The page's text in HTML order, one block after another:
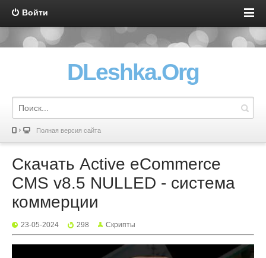
Войти
DLeshka.Org
Полная версия сайта
Скачать Active eCommerce
CMS v8.5 NULLED - система
коммерции
23-05-2024 298 Скрипты